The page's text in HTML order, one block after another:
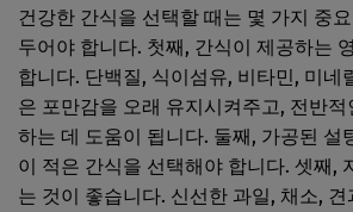
건강한 간식을 선택할 때는 몇 가지 중
두어야 합니다. 첫째, 간식이 제공하는
합니다. 단백질, 식이섬유, 비타민, 미네
은 포만감을 오래 유지시켜주고, 전반
하는 데 도움이 됩니다. 둘째, 가공된 설
이 적은 간식을 선택해야 합니다. 셋째,
는 것이 좋습니다. 신선한 과일, 채소,